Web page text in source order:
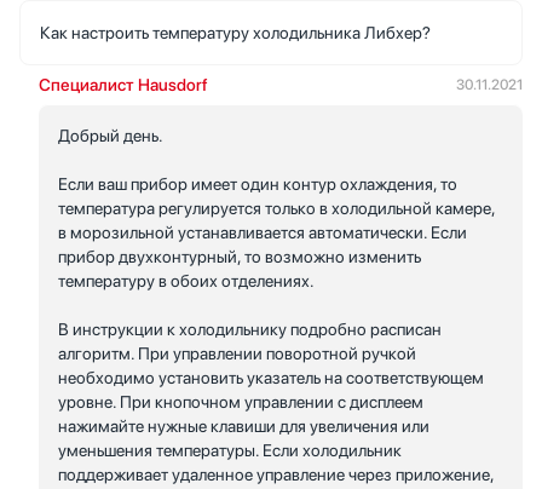
Как настроить температуру холодильника Либхер?
Специалист Hausdorf 30.11.2021
Добрый день.
Если ваш прибор имеет один контур охлаждения, то
температура регулируется только в холодильной камере,
в морозильной устанавливается автоматически. Если
прибор двухконтурный, то возможно изменить
температуру в обоих отделениях.
В инструкции к холодильнику подробно расписан
алгоритм. При управлении поворотной ручкой
необходимо установить указатель на соответствующем
уровне. При кнопочном управлении с дисплеем
нажимайте нужные клавиши для увеличения или
уменьшения температуры. Если холодильник
поддерживает удаленное управление через приложение,